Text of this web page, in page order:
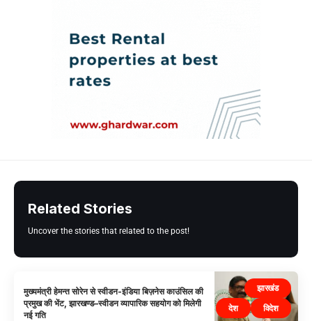
Related Stories
Uncover the stories that related to the post!
झारखंड
देश
विदेश
मुख्यमंत्री हेमन्त सोरेन से स्वीडन-इंडिया बिज़नेस काउंसिल की
प्रमुख की भेंट, झारखण्ड–स्वीडन व्यापारिक सहयोग को मिलेगी
नई गति